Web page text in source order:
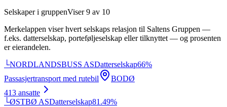
Selskaper i gruppenViser9 av 10
Merkelappen viser hvert selskaps relasjon til Saltens Gruppen —
f.eks. datterselskap, porteføljeselskap eller tilknyttet — og prosenten
er eierandelen.
└NORDLANDSBUSS ASDatterselskap66%
Passasjertransport med rutebil
BODØ
413 ansatte
└ØSTBØ ASDatterselskap81.49%